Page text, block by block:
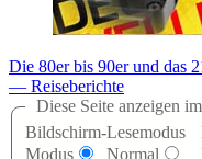
Die 80er bis 90er und das
— Reiseberichte
Diese Seite anzeigen
Bildschirm-
Modus
Lesemodus
Normal